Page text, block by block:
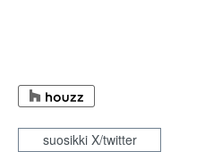
suosikki X/twitter